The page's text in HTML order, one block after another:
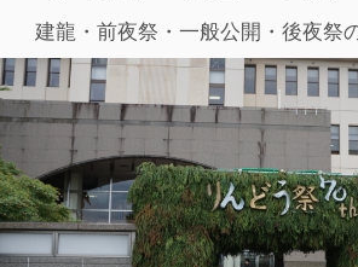
建龍・前夜祭・一般公開・後夜祭